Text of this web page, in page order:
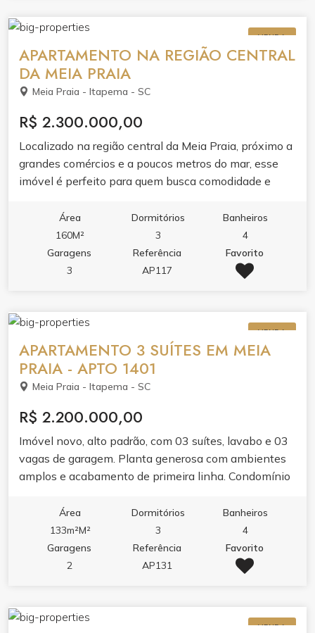
VENDA
APARTAMENTO NA REGIÃO CENTRAL
DA MEIA PRAIA
Meia Praia - Itapema - SC
R$ 2.300.000,00
Localizado na região central da Meia Praia, próximo a
grandes comércios e a poucos metros do mar, esse
imóvel é perfeito para quem busca comodidade e
160m² de área privativa muito bem distribuídos. O
apartamento é novo, conta com 3 suítes, living com
ambientes integrados e uma ótima sacada com
churrasqueira. Além disso, possui ainda uma completa
agende a sua visita!
Área
160M²
Dormitórios
3
Banheiros
4
Garagens
3
Referência
AP117
Favorito
VENDA
APARTAMENTO 3 SUÍTES EM MEIA
PRAIA - APTO 1401
Meia Praia - Itapema - SC
R$ 2.200.000,00
Imóvel novo, alto padrão, com 03 suítes, lavabo e 03
vagas de garagem. Planta generosa com ambientes
amplos e acabamento de primeira linha. Condomínio
sair de casa. Pronto pra morar com toda sofisticação
que sua família merece.
Área
133m²M²
Dormitórios
3
Banheiros
4
Garagens
2
Referência
AP131
Favorito
VENDA